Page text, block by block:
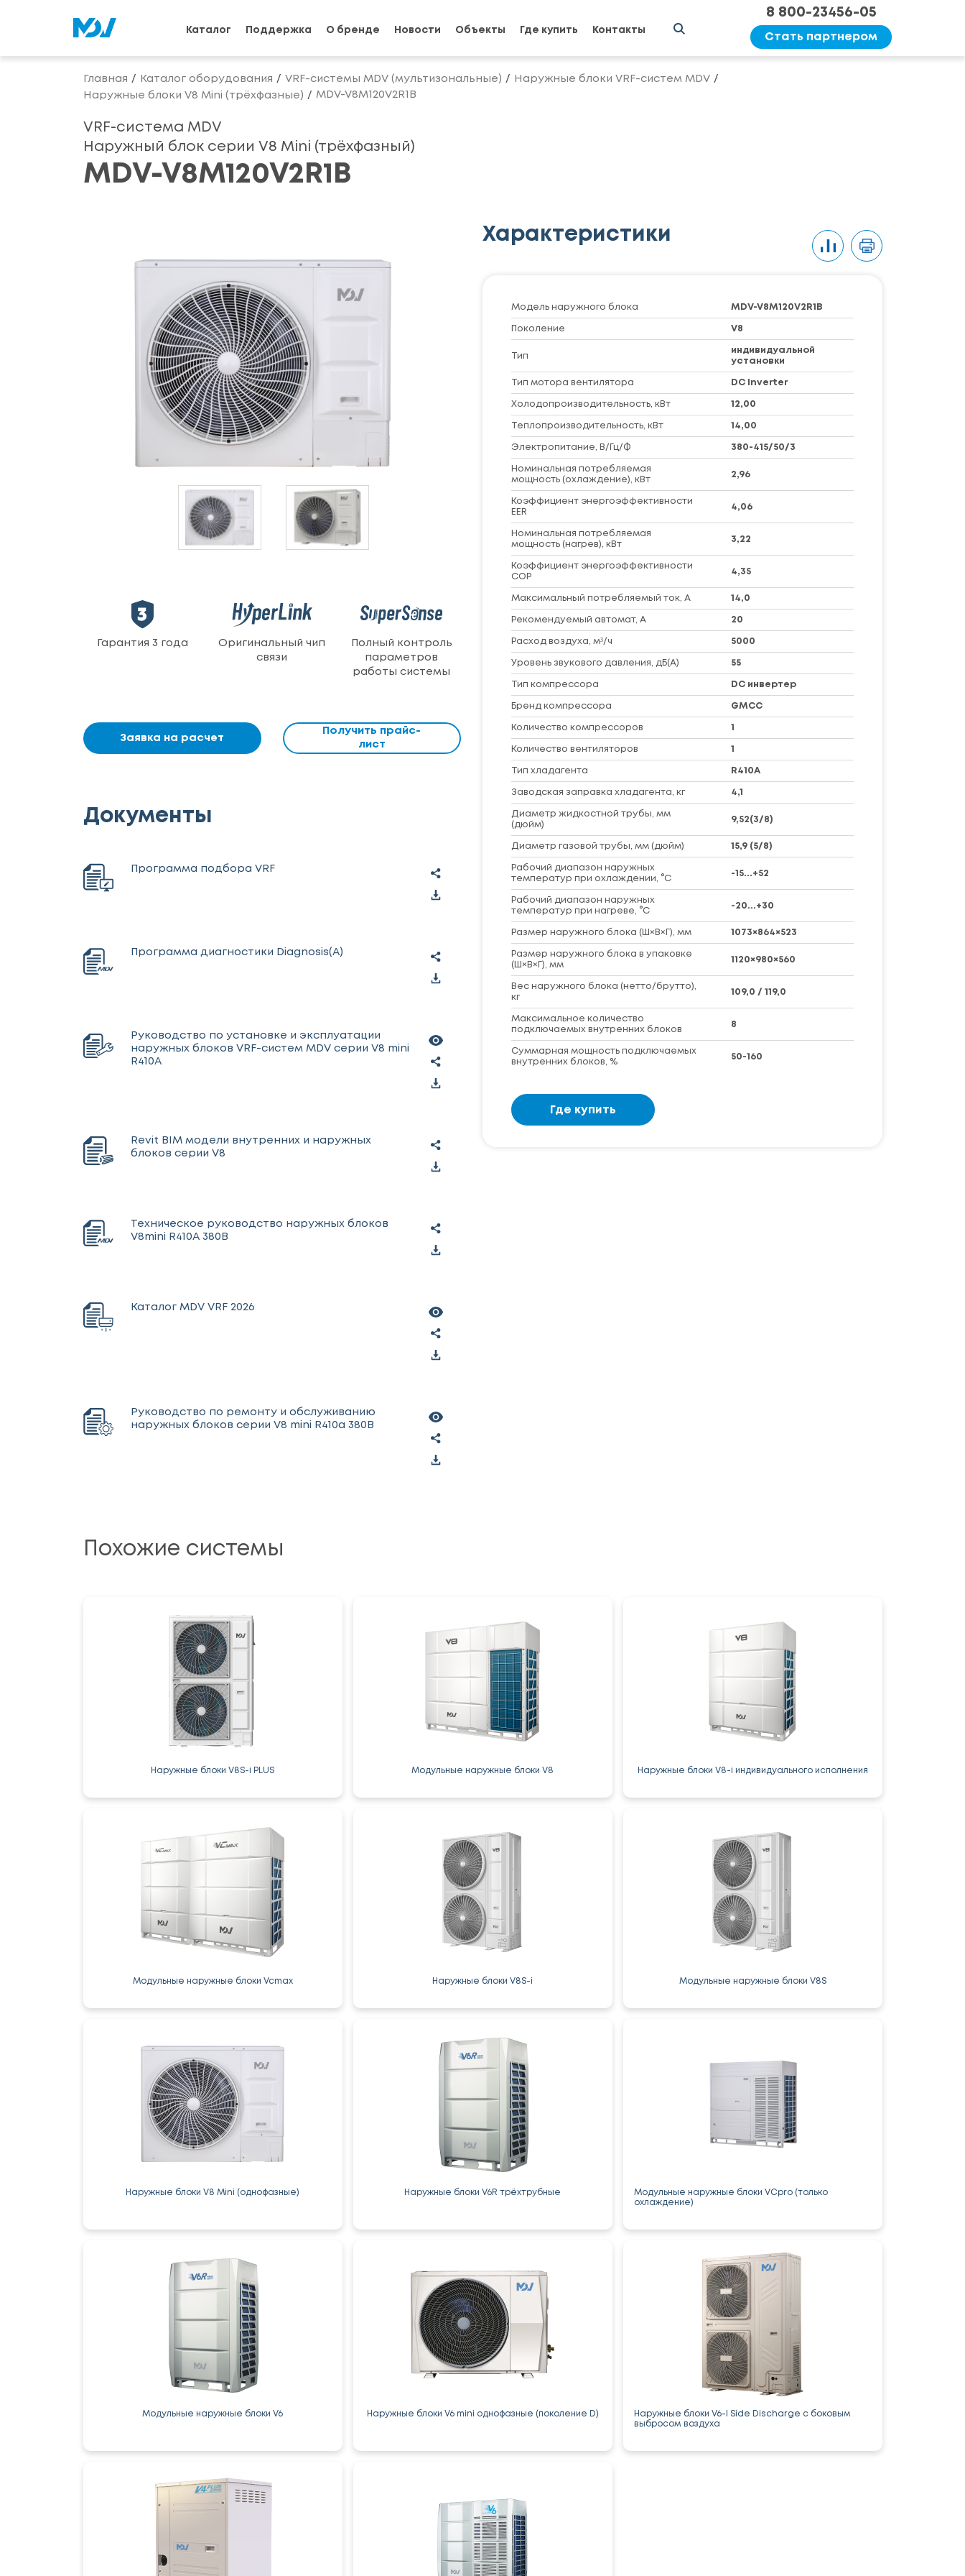
Каталог Поддержка О бренде Новости Объекты Где купить Контакты
8 800-23456-05
Стать партнером
Главная Каталог оборудования VRF-системы MDV (мультизональные)
Наружные блоки VRF-систем MDV
Наружные блоки V8 Mini (трёхфазные)
MDV-V8M120V2R1B
VRF-система MDV
Наружный блок серии V8 Mini (трёхфазный)
MDV-V8M120V2R1B
Гарантия 3 года
Оригинальный чип
связи
Полный контроль
параметров
работы системы
Заявка на расчет
Получить прайс-
лист
Характеристики
Модель наружного блока MDV-V8M120V2R1B
Поколение V8
Тип
индивидуальной
установки
Тип мотора вентилятора DC Inverter
Холодопроизводительность, кВт 12,00
Теплопроизводительность, кВт 14,00
Электропитание, В/Гц/Ф 380-415/50/3
Номинальная потребляемая
мощность (охлаждение), кВт
2,96
Коэффициент энергоэффективности
EER
4,06
Номинальная потребляемая
мощность (нагрев), кВт
3,22
Коэффициент энергоэффективности
COP
4,35
Максимальный потребляемый ток, А 14,0
Рекомендуемый автомат, А 20
Расход воздуха, м³/ч 5000
Уровень звукового давления, дБ(А) 55
Тип компрессора DC инвертер
Бренд компрессора GMCC
Количество компрессоров 1
Количество вентиляторов 1
Тип хладагента R410A
Заводская заправка хладагента, кг 4,1
Диаметр жидкостной трубы, мм
(дюйм)
9,52(3/8)
Диаметр газовой трубы, мм (дюйм) 15,9 (5/8)
Рабочий диапазон наружных
температур при охлаждении, °C
-15...+52
Рабочий диапазон наружных
температур при нагреве, °C
-20...+30
Размер наружного блока (Ш×В×Г), мм 1073×864×523
Размер наружного блока в упаковке
(Ш×В×Г), мм
1120×980×560
Вес наружного блока (нетто/брутто),
кг
109,0 / 119,0
Максимальное количество
подключаемых внутренних блоков
8
Суммарная мощность подключаемых
внутренних блоков, %
50-160
Где купить
Документы
Программа подбора VRF
Программа диагностики Diagnosis(A)
Руководство по установке и эксплуатации
наружных блоков VRF-систем MDV серии V8 mini
R410A
Revit BIM модели внутренних и наружных
блоков серии V8
Техническое руководство наружных блоков
V8mini R410A 380В
Каталог MDV VRF 2026
Руководство по ремонту и обслуживанию
наружных блоков серии V8 mini R410a 380В
Похожие системы
Наружные блоки V8S-i PLUS Модульные наружные блоки V8 Наружные блоки V8-i индивидуального исполнения
Модульные наружные блоки Vcmax Наружные блоки V8S-i Модульные наружные блоки V8S
Наружные блоки V8 Mini (однофазные) Наружные блоки V6R трёхтрубные
Модульные наружные блоки VCpro (только
охлаждение)
Модульные наружные блоки V6 Наружные блоки V6 mini однофазные (поколение D)
Наружные блоки V6-I Side Discharge с боковым
выбросом воздуха